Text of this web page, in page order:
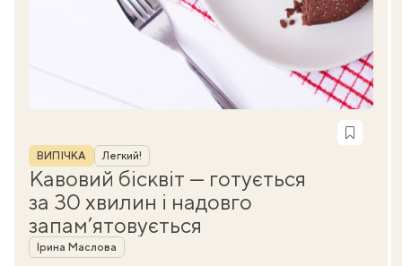
Рубрика
ВИПІЧКА Легкий!
Кавовий бісквіт — готується
за 30 хвилин і надовго
запам’ятовується
Автор
Ірина Маслова